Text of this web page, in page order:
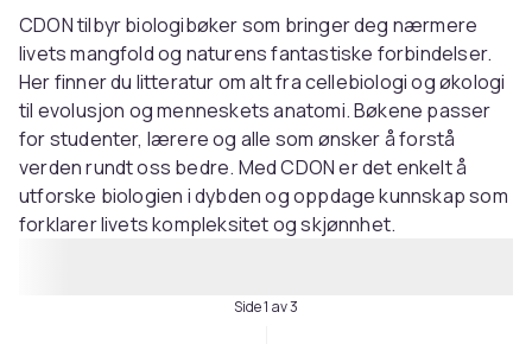
CDON tilbyr biologibøker som bringer deg nærmere
livets mangfold og naturens fantastiske forbindelser.
Her finner du litteratur om alt fra cellebiologi og økologi
til evolusjon og menneskets anatomi. Bøkene passer
for studenter, lærere og alle som ønsker å forstå
verden rundt oss bedre. Med CDON er det enkelt å
utforske biologien i dybden og oppdage kunnskap som
forklarer livets kompleksitet og skjønnhet.
Side 1 av 3